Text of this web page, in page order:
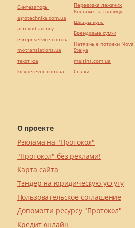
О проекте
Реклама на "Протокол"
"Протокол" без реклами!
Карта сайта
Тендер на юридическую услугу
Пользовательское соглашение
Допомогти ресурсу "Протокол"
Кредит онлайн
Синтезаторы
agrotechnika.com.ua
perevod.agency
europeservice.com.ua
mk-translations.ua
текст юа
kievperevod.com.ua
Перевозка лежачих
больных за границу
Шкафы купе
Брендовые сумки
Натяжные потолки Nova
Stelya
maltina.com.ua
Cылки